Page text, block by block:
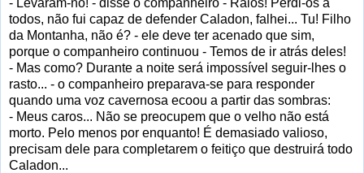
todos, não fui capaz de defender Caladon, falhei... Tu! Filho
da Montanha, não é? - ele deve ter acenado que sim,
porque o companheiro continuou - Temos de ir atrás deles!
- Mas como? Durante a noite será impossível seguir-lhes o
rasto... - o companheiro preparava-se para responder
quando uma voz cavernosa ecoou a partir das sombras:
- Meus caros... Não se preocupem que o velho não está
morto. Pelo menos por enquanto! É demasiado valioso,
precisam dele para completarem o feitiço que destruirá todo
Caladon...